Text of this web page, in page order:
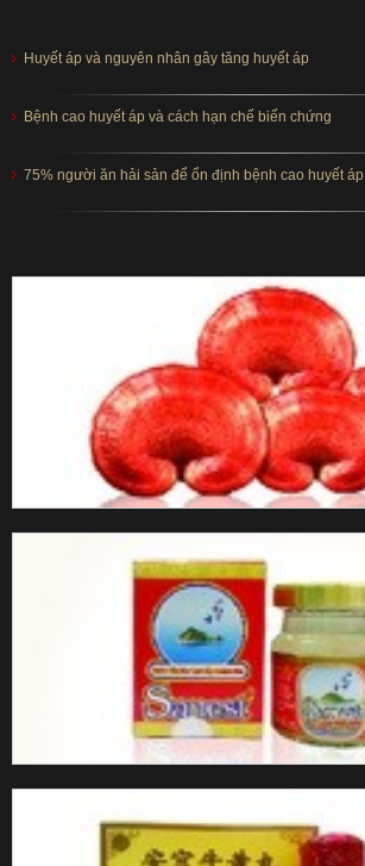
Huyết áp và nguyên nhân gây tăng huyết áp
Bệnh cao huyết áp và cách hạn chế biến chứng
75% người ăn hải sản để ổn định bệnh cao huyết áp